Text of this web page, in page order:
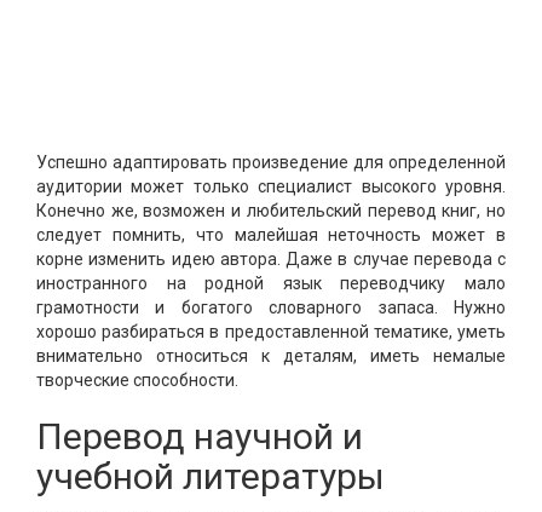
Успешно адаптировать произведение для определенной
аудитории может только специалист высокого уровня.
Конечно же, возможен и любительский перевод книг, но
следует помнить, что малейшая неточность может в
корне изменить идею автора. Даже в случае перевода с
иностранного на родной язык переводчику мало
грамотности и богатого словарного запаса. Нужно
хорошо разбираться в предоставленной тематике, уметь
внимательно относиться к деталям, иметь немалые
творческие способности.
Перевод научной и
учебной литературы